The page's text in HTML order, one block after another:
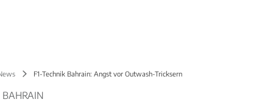
F1-Technik Bahrain: Angst vor Outwash-Tricksern
BAHRAIN